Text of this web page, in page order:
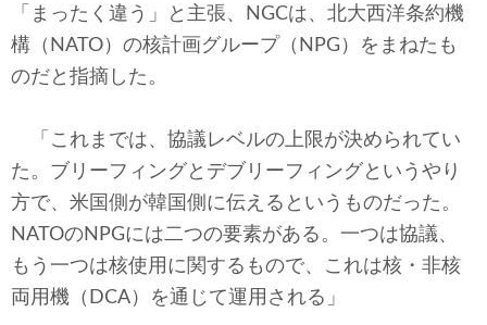
「まったく違う」と主張、NGCは、北大西洋条約機
構（NATO）の核計画グループ（NPG）をまねたも
のだと指摘した。
「これまでは、協議レベルの上限が決められてい
た。ブリーフィングとデブリーフィングというやり
方で、米国側が韓国側に伝えるというものだった。
NATOのNPGには二つの要素がある。一つは協議、
もう一つは核使用に関するもので、これは核・非核
両用機（DCA）を通じて運用される」